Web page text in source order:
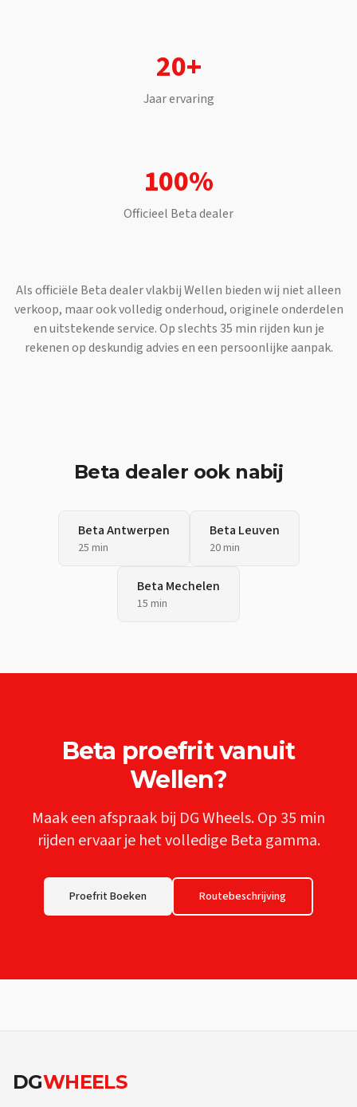
20+
Jaar ervaring
100%
Officieel Betadealer
Als officiële Betadealer vlakbijWellen bieden wij niet alleen
verkoop, maar ook volledig onderhoud, originele onderdelen
en uitstekende service. Op slechts 35 min rijden kun je
rekenen op deskundig advies en een persoonlijke aanpak.
Beta dealer ook nabij
BetaAntwerpen
25 min
Beta Leuven
20 min
Beta Mechelen
15 min
Beta proefrit vanuit
Wellen?
Maak een afspraak bij DG Wheels. Op 35 min
rijden ervaar je het volledige Beta gamma.
Proefrit Boeken Routebeschrijving
DGWHEELS